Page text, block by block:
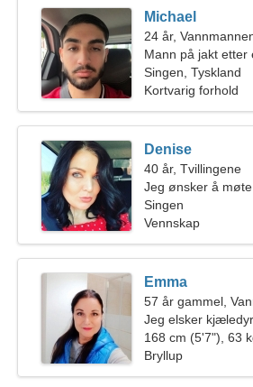
Michael
24 år,
Mann på jakt etter
Singen, Tyskland
Kortvarig forhold
Denise
40 år, Tvillingene
Jeg ønsker å
Singen
Vennskap
Emma
57 år gammel,
Jeg elsker
168 cm (5'7"), 63
Bryllup